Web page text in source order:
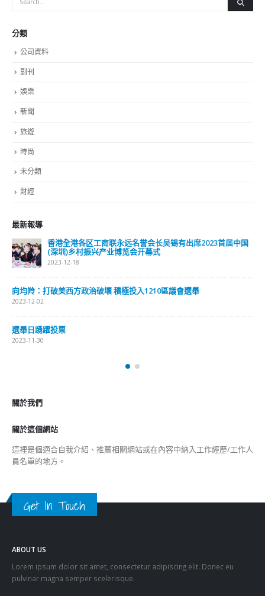
分類
公司資料
副刊
娛樂
新聞
旅遊
時尚
未分類
財經
最新報導
香港全港各区工商联永远名誉会长吴锡有出席2023首届中国
(深圳)乡村振兴产业博览会开幕式
2023-12-18
向均羚：打破美西方政治破壞 積極投入1210區議會選舉
2023-12-02
選舉日踴躍投票
2023-11-30
關於我們
關於這個網站
這裡是個適合自我介紹、推薦相關網站或在內容中納入工作經歷/工作人
員名單的地方。
Get In Touch
ABOUT US
Lorem ipsum dolor sit amet, consectetur adipiscing elit. Donec eu
pulvinar magna semper scelerisque.